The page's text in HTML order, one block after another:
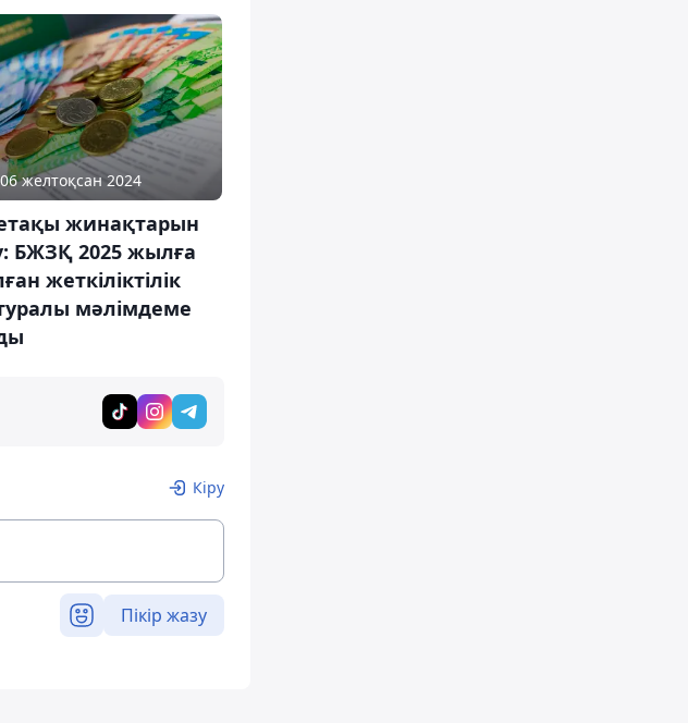
желтоқсан 2024
жинақтарын
БЖЗҚ 2025 жылға
жеткіліктілік
мәлімдеме
Кіру
Пікір жазу